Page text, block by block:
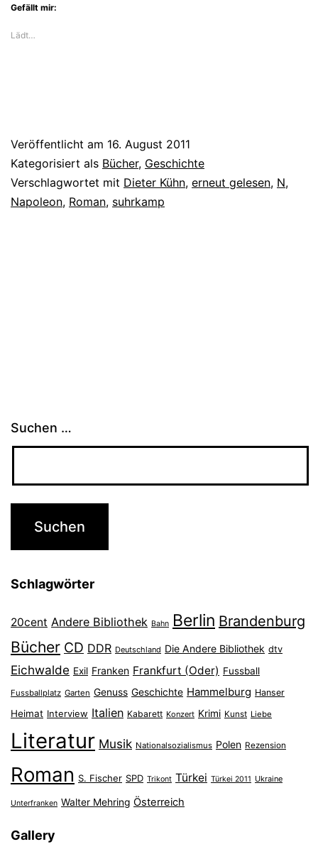
Gefällt mir:
Lädt…
Veröffentlicht am 16. August 2011
Kategorisiert als Bücher, Geschichte
Verschlagwortet mit Dieter Kühn, erneut gelesen, N,
Napoleon, Roman, suhrkamp
Suchen …
Schlagwörter
20cent Andere Bibliothek Bahn Berlin Brandenburg
Bücher CD DDR Deutschland Die Andere Bibliothek dtv
Eichwalde Exil Franken Frankfurt (Oder) Fussball
Fussballplatz Garten Genuss Geschichte Hammelburg Hanser
Heimat Interview Italien Kabarett Konzert Krimi Kunst Liebe
Literatur Musik Nationalsozialismus Polen Rezension
Roman S. Fischer SPD Trikont Türkei Türkei 2011 Ukraine
Unterfranken Walter Mehring Österreich
Gallery